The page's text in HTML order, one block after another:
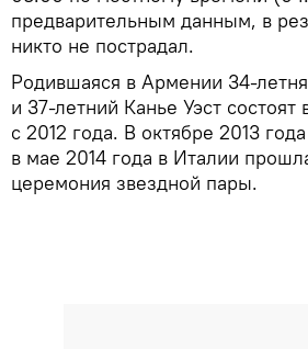
предварительным данным, в
никто не пострадал.
Родившаяся в Армении 34-
и 37-летний Канье Уэст состоят
с 2012 года. В октябре 2013
в мае 2014 года в Италии
церемония звездной пары.